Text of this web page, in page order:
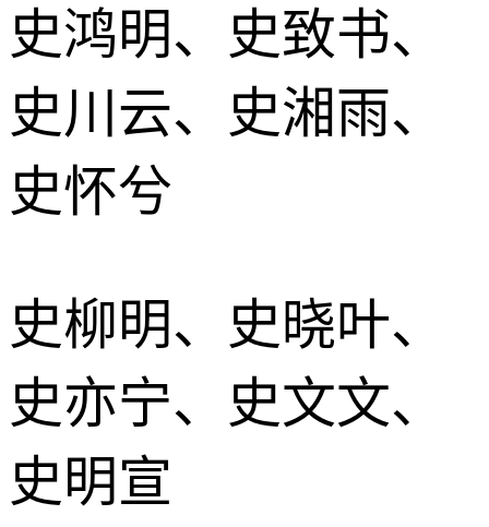
史鸿明、史致书、
史川云、史湘雨、
史怀兮
史柳明、史晓叶、
史亦宁、史文文、
史明宣